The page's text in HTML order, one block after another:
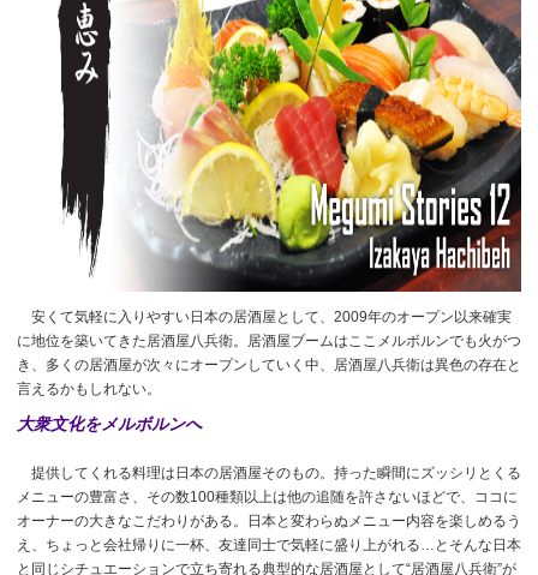
安くて気軽に入りやすい日本の居酒屋として、2009年のオープン以来確実
に地位を築いてきた居酒屋八兵衛。居酒屋ブームはここメルボルンでも火がつ
き、多くの居酒屋が次々にオープンしていく中、居酒屋八兵衛は異色の存在と
言えるかもしれない。
大衆文化をメルボルンへ
提供してくれる料理は日本の居酒屋そのもの。持った瞬間にズッシリとくる
メニューの豊富さ、その数100種類以上は他の追随を許さないほどで、ココに
オーナーの大きなこだわりがある。日本と変わらぬメニュー内容を楽しめるう
え、ちょっと会社帰りに一杯、友達同士で気軽に盛り上がれる…とそんな日本
と同じシチュエーションで立ち寄れる典型的な居酒屋として“居酒屋八兵衛”が